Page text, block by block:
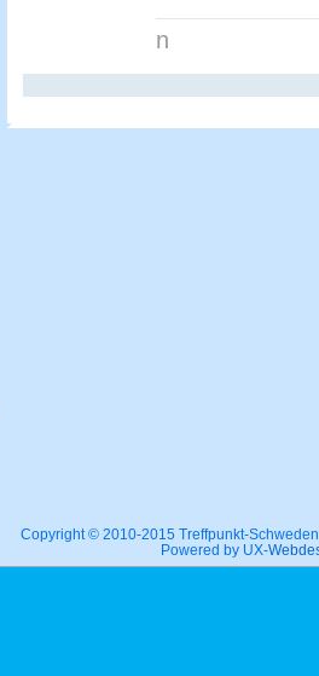
n
Copyright © 2010-2015 Treffpunkt-
Powered by UX-